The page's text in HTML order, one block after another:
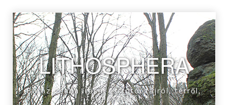
LITHOSPHERA
Baráz Csaba írásai és fotói tájról, térről,
természetről